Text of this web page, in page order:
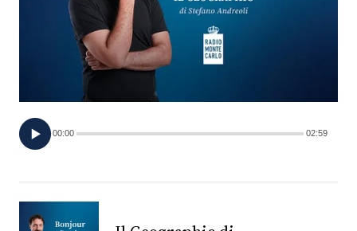
VIDEO
PRINCIPATO
DI
MONACO
CONSIGLIA
00:00 02:59